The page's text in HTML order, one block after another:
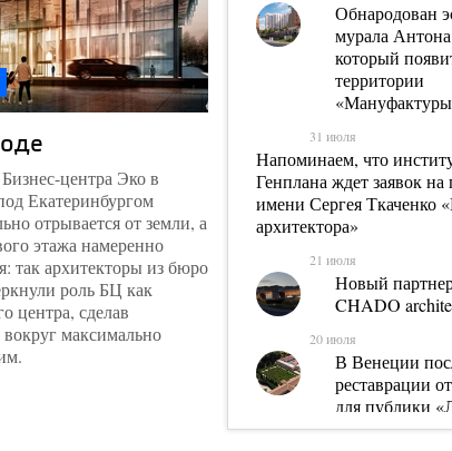
центра Эко в
Екатеринбургом
отрывается от земли, а
этажа намеренно
так архитекторы из бюро
роль БЦ как
центра, сделав
вокруг максимально
Обнародован
мурала
который
территории
31 июля
Напоминаем, что
Генплана ждет заявок
имени Сергея Ткаченко
архитектора»
21 июля
Новый
CHADO
20 июля
В Венеции
реставрации
для публики
Борхеса» на